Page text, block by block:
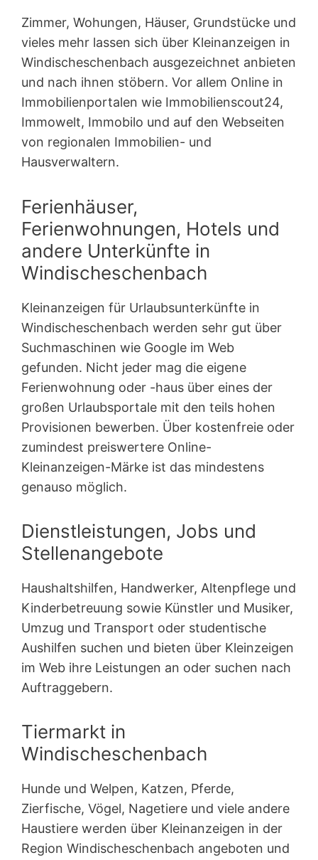
Zimmer, Wohungen, Häuser, Grundstücke und
vieles mehr lassen sich über Kleinanzeigen in
Windischeschenbach ausgezeichnet anbieten
und nach ihnen stöbern. Vor allem Online in
Immobilienportalen wie Immobilienscout24,
Immowelt, Immobilo und auf den Webseiten
von regionalen Immobilien- und
Hausverwaltern.
Ferienhäuser,
Ferienwohnungen, Hotels und
andere Unterkünfte in
Windischeschenbach
Kleinanzeigen für Urlaubsunterkünfte in
Windischeschenbach werden sehr gut über
Suchmaschinen wie Google im Web
gefunden. Nicht jeder mag die eigene
Ferienwohnung oder -haus über eines der
großen Urlaubsportale mit den teils hohen
Provisionen bewerben. Über kostenfreie oder
zumindest preiswertere Online-
Kleinanzeigen-Märke ist das mindestens
genauso möglich.
Dienstleistungen, Jobs und
Stellenangebote
Haushaltshilfen, Handwerker, Altenpflege und
Kinderbetreuung sowie Künstler und Musiker,
Umzug und Transport oder studentische
Aushilfen suchen und bieten über Kleinzeigen
im Web ihre Leistungen an oder suchen nach
Auftraggebern.
Tiermarkt in
Windischeschenbach
Hunde und Welpen, Katzen, Pferde,
Zierfische, Vögel, Nagetiere und viele andere
Haustiere werden über Kleinanzeigen in der
Region Windischeschenbach angeboten und